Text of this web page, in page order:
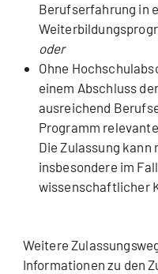
Berufserfahrung in
oder
Ohne
einem Abschluss
ausreichend
Programm
Die Zulassung
insbesondere im
wissenschaftlicher
Weitere
Informationen zu den